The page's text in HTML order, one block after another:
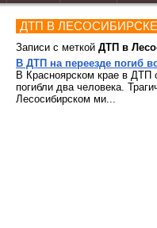
ДТП В ЛЕСОСИБИРСКЕ
Записи с меткой ДТП в
В ДТП на переезде погиб
В Красноярском крае в ДТП
погибли два человека.
Лесосибирском ми...